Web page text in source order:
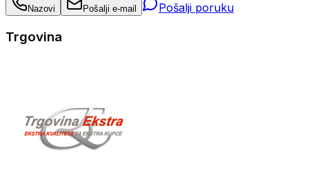
Nazovi Pošalji e-mail Pošalji poruku
Trgovina